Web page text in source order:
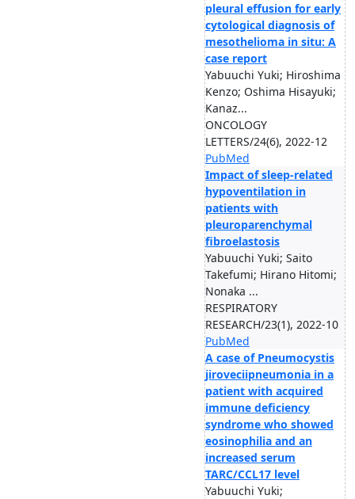
pleural effusion for early
cytological diagnosis of
mesothelioma in situ: A
case report
Yabuuchi Yuki; Hiroshima
Kenzo; Oshima Hisayuki;
Kanaz...
ONCOLOGY
LETTERS/24(6), 2022-12
PubMed
Impact of sleep-related
hypoventilation in
patients with
pleuroparenchymal
fibroelastosis
Yabuuchi Yuki; Saito
Takefumi; Hirano Hitomi;
Nonaka ...
RESPIRATORY
RESEARCH/23(1), 2022-10
PubMed
A case of Pneumocystis
jiroveciipneumonia in a
patient with acquired
immune deficiency
syndrome who showed
eosinophilia and an
increased serum
TARC/CCL17 level
Yabuuchi Yuki;